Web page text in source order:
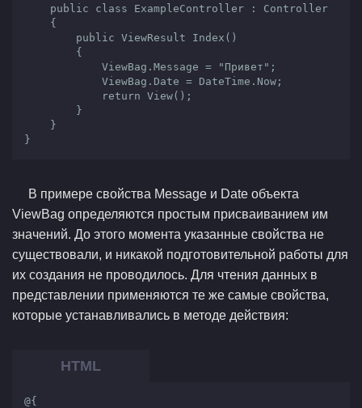
}
В примере свойства Message и Date объекта
ViewBag определяются простым присваиванием им
значений. До этого момента указанные свойства не
существовали, и никакой подготовительной работы для
их создания не проводилось. Для чтения данных в
представлении применяются те же самые свойства,
которые устанавливались в методе действия:
@{